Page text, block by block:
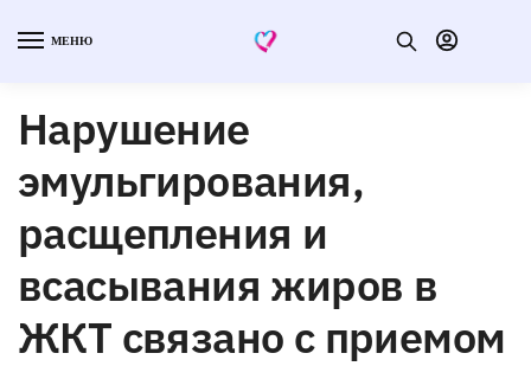
МЕНЮ
Нарушение
эмульгирования,
расщепления и
всасывания жиров в
ЖКТ связано с приемом